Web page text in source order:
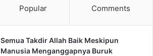
Popular Comments
Semua Takdir Allah Baik Meskipun
Manusia Menganggapnya Buruk